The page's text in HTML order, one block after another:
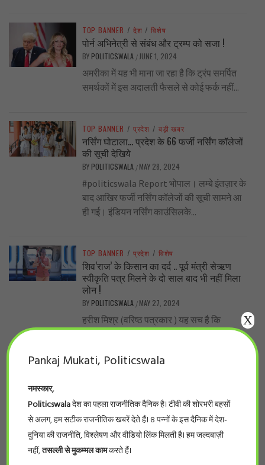
TOP BANNER / देश / विशेष
पोर्न अभिनेत्री से संबंध और ट्रम्प को सजा !
BY POLITICSWALA / JUNE 1, 2024
अमरीका में यह भी माना जा रहा है कि ट्रंप समर्पित
समर्थकों में इस अदालती फैसले से कोई फर्क नहीं...
TOP BANNER / प्रदेश / बड़ी खबर
नर्सिंग घोटाला… प्रदेश के 66 फर्जी नर्सिंग कॉलेजों
की सूची देखिये
BY POLITICSWALA / MAY 28, 2024
#politicswala Report भोपाल। लम्बे इंतज़ार के
बाद आखिर फर्जी नर्सिंग कॉलेजों की सूची सामने आ
ही गई। इंडियन नर्सिंग काउंसिलके...
TOP BANNER / प्रदेश / विशेष
शिव’राज’ के किसान का दर्द .. पूर्व मंत्री सेऋण
स्वीकृति पत्र मिलने के दो साल बाद भी नहीं मिला
लोन !
BY POLITICSWALA / MAY 27, 2024
हरीश मिश्र (वरिष्ठ पत्रकार ) यह सच है कि
शिवराज सरकार में लाखों-करोड़ों रुपए योजनाओं के
..नीट का पर्चा एनडीए वाले राज्यों में ही आऊट क्यों?
BYPOLITICSWALA/MAY 19, 2024
-सुनील कुमार भारत के सरकारी और निजी मेडिकल
कॉलेजों में दाखिले के लिए होने वाले इम्तिहान, नीट,
Pankaj Mukati, Politicswala
नमस्कार,
Politicswalaदेश का पहला राजनीतिक दैनिक है। टीवी की शोरभरी बहसों
से अलग, हम सटीक राजनीतिक खबरें देते हैं। 8 पन्नों के इस दैनिक में देश-
दुनिया की राजनीति, विश्लेषण और वीडियो लिंक मिलती है। हम जल्दबाज़ी
नहीं,तसल्ली से मुकम्मल कामकरते हैं।
X